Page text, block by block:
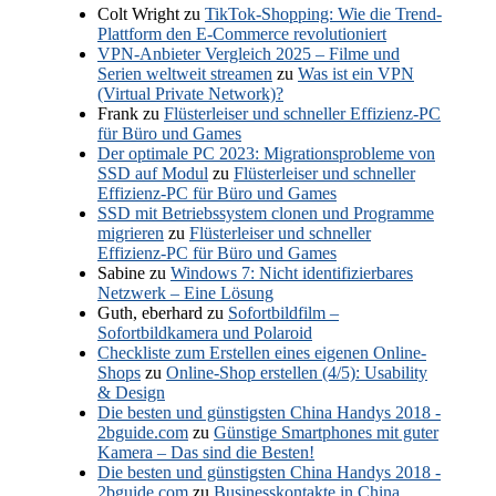
Colt Wright zu TikTok-Shopping: Wie die Trend-
Plattform den E-Commerce revolutioniert
VPN-Anbieter Vergleich 2025 – Filme und
Serien weltweit streamen zu Was ist ein VPN
(Virtual Private Network)?
Frank zu Flüsterleiser und schneller Effizienz-PC
für Büro und Games
Der optimale PC 2023: Migrationsprobleme von
SSD auf Modul zu Flüsterleiser und schneller
Effizienz-PC für Büro und Games
SSD mit Betriebssystem clonen und Programme
migrieren zu Flüsterleiser und schneller
Effizienz-PC für Büro und Games
Sabine zu Windows 7: Nicht identifizierbares
Netzwerk – Eine Lösung
Guth, eberhard zu Sofortbildfilm –
Sofortbildkamera und Polaroid
Checkliste zum Erstellen eines eigenen Online-
Shops zu Online-Shop erstellen (4/5): Usability
& Design
Die besten und günstigsten China Handys 2018 -
2bguide.com zu Günstige Smartphones mit guter
Kamera – Das sind die Besten!
Die besten und günstigsten China Handys 2018 -
2bguide.com zu Businesskontakte in China